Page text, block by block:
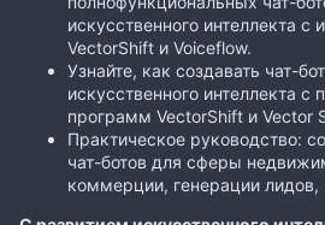
искусственного интеллекта с
VectorShift и Voiceflow.
Узнайте, как создавать чат-
искусственного интеллекта
программ VectorShift и Vector
Практическое руководство:
чат-ботов для сферы
коммерции, генерации лидов,